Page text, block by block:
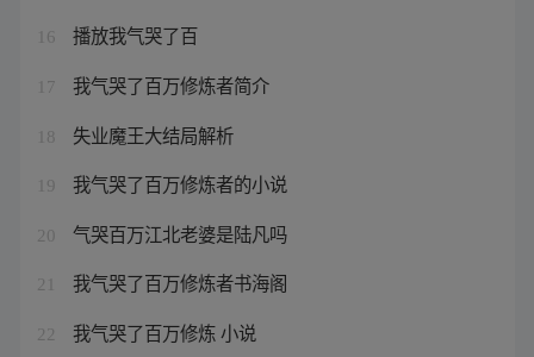
16 播放我气哭了百
17 我气哭了百万修炼者简介
18 失业魔王大结局解析
19 我气哭了百万修炼者的小说
20 气哭百万江北老婆是陆凡吗
21 我气哭了百万修炼者书海阁
22 我气哭了百万修炼 小说